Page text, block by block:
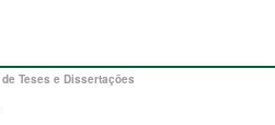
Teses e Dissertações